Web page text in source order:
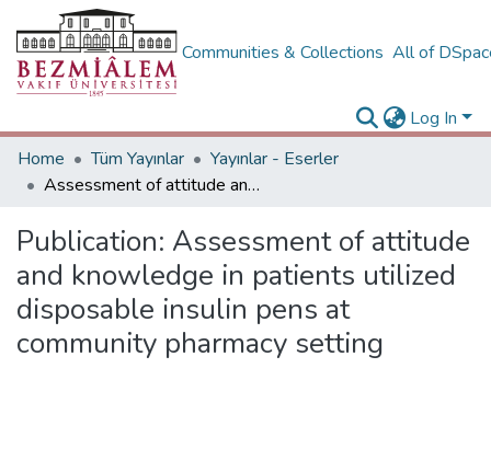
Communities & Collections All of
Log In
Home
Tüm Yayınlar
Yayınlar - Eserler
Assessment of attitude and knowledge in patients utilized disposable insulin pens at community pharmacy setting
Publication: Assessment of attitude
and knowledge in patients utilized
disposable insulin pens at
community pharmacy setting